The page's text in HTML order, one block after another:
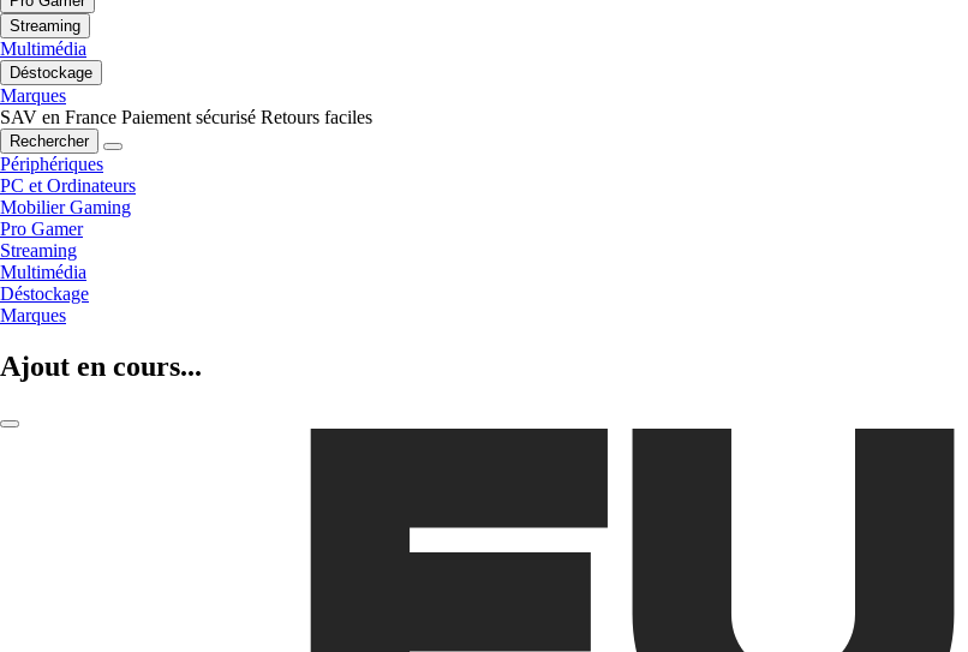
Streaming
Multimédia
Déstockage
Marques
SAV en France Paiement sécurisé Retours faciles
Rechercher
Périphériques
PC et Ordinateurs
Mobilier Gaming
Pro Gamer
Streaming
Multimédia
Déstockage
Marques
Ajout en cours...